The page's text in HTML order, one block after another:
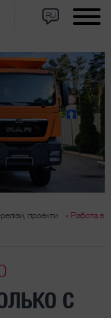
RU
проекти
» Работа в
С